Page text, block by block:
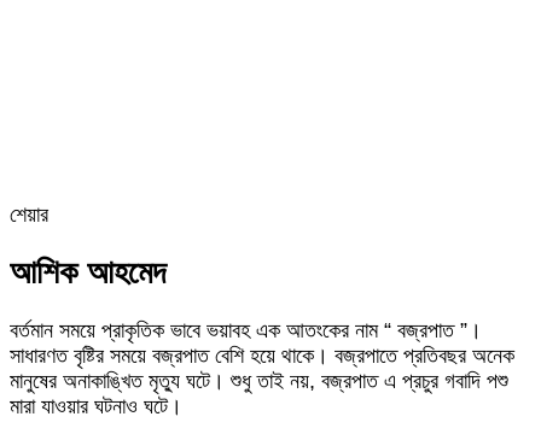
শেয়ার
via
Email
আশিক আহমেদ
বর্তমান সময়ে প্রাকৃতিক ভাবে ভয়াবহ এক আতংকের নাম “ বজ্রপাত ”।
সাধারণত বৃষ্টির সময়ে বজ্রপাত বেশি হয়ে থাকে। বজ্রপাতে প্রতিবছর অনেক
মানুষের অনাকাঙ্খিত মৃত্যু ঘটে। শুধু তাই নয়, বজ্রপাত এ প্রচুর গবাদি পশু
মারা যাওয়ার ঘটনাও ঘটে।